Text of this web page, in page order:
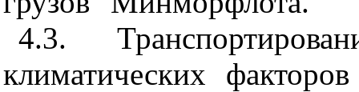
4.3.
климатических